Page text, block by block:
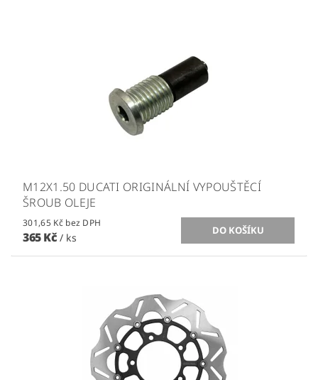
M12X1.50 DUCATI ORIGINÁLNÍ VYPOUŠTĚCÍ
ŠROUB OLEJE
301,65 Kč bez DPH
365 Kč / ks